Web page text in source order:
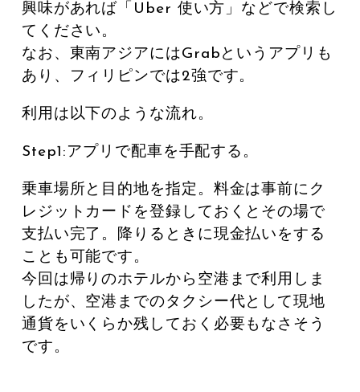
興味があれば「Uber 使い方」などで検索し
てください。
なお、東南アジアにはGrabというアプリも
あり、フィリピンでは2強です。
利用は以下のような流れ。
Step1:アプリで配車を手配する。
乗車場所と目的地を指定。料金は事前にク
レジットカードを登録しておくとその場で
支払い完了。降りるときに現金払いをする
ことも可能です。
今回は帰りのホテルから空港まで利用しま
したが、空港までのタクシー代として現地
通貨をいくらか残しておく必要もなさそう
です。